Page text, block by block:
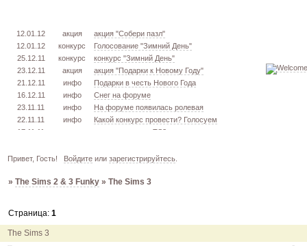
12.01.12 акция
акция "Собери пазл"
12.01.12
конкурс
Голосование "Зимний День"
25.12.11
конкурс
конкурс "Зимний День"
23.12.11
акция
акция "Подарки к Новому Году"
21.12.11
инфо
Подарки в честь Нового Года
16.12.11
инфо
Снег на форуме
23.11.11
инфо
На форуме появилась ролевая
22.11.11
инфо
Какой конкурс провести? Голосуем
17.11.11
извлекаем меш. TS3
15.11.11
урок
создаём свою обувь! TS3
03.10.11
инфо
город из GTA VC в игре TS3
12.04.11
04.04.11
04.04.11
акция акция "Downloads"
Привет, Гость! Войдитеили зарегистрируйтесь.
»The Sims 2 & 3 Funky »The Sims 3
The Sims 3
Страница:1